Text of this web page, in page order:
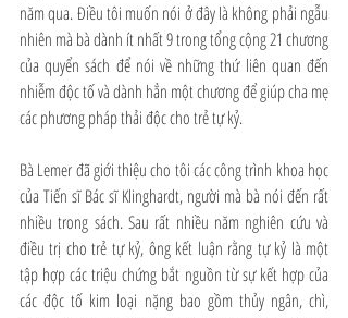
năm qua. Điều tôi muốn nói ở đây là không phải ngẫu
nhiên mà bà dành ít nhất 9 trong tổng cộng 21 chương
của quyển sách để nói về những thứ liên quan đến
nhiễm độc tố và dành hẳn một chương để giúp cha mẹ
các phương pháp thải độc cho trẻ tự kỷ.
Bà Lemer đã giới thiệu cho tôi các công trình khoa học
của Tiến sĩ Bác sĩ Klinghardt, người mà bà nói đến rất
nhiều trong sách. Sau rất nhiều năm nghiên cứu và
điều trị cho trẻ tự kỷ, ông kết luận rằng tự kỷ là một
tập hợp các triệu chứng bắt nguồn từ sự kết hợp của
các độc tố kim loại nặng bao gồm thủy ngân, chì,